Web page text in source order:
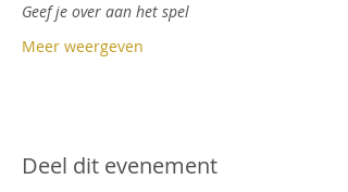
Geef je over aan het spel
Meer weergeven
Deel dit evenement